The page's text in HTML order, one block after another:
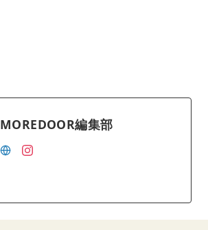
MOREDOOR編集部